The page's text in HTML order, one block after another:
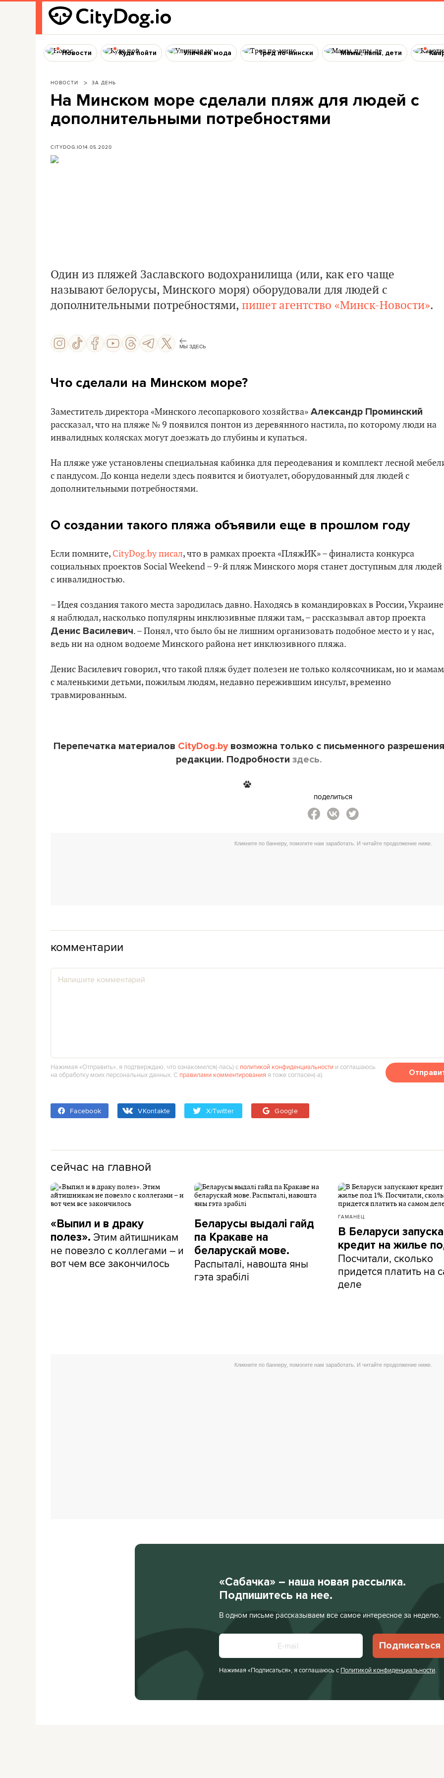
Новости Куда пойти Уличная мода Тред по-мински Мамы, папы, дети
НОВОСТИ ЗА ДЕНЬ
На Минском море сделали пляж для людей с
дополнительными потребностями
CITYDOG.IO14.05.2020
Один из пляжей Заславского водохранилища (или, как его чаще
называют белорусы, Минского моря) оборудовали для людей с
дополнительными потребностями, пишет агентство «Минск-Новости».
МЫ ЗДЕСЬ
Что сделали на Минском море?
Заместитель директора «Минского лесопаркового хозяйства» Александр Проминский
рассказал, что на пляже № 9 появился понтон из деревянного настила, по которому люди на
инвалидных колясках могут доезжать до глубины и купаться.
На пляже уже установлены специальная кабинка для переодевания и комплект лесной
с пандусом. До конца недели здесь появится и биотуалет, оборудованный для людей с
дополнительными потребностями.
О создании такого пляжа объявили еще в прошлом году
Если помните, CityDog.by писал, что в рамках проекта «ПляжИК» – финалиста конкурса
социальных проектов Social Weekend – 9-й пляж Минского моря станет доступным для людей
с инвалидностью.
– Идея создания такого места зародилась давно. Находясь в командировках в России,
я наблюдал, насколько популярны инклюзивные пляжи там, – рассказывал автор проекта
Денис Василевич. – Понял, что было бы не лишним организовать подобное место и у нас,
ведь ни на одном водоеме Минского района нет инклюзивного пляжа.
Денис Василевич говорил, что такой пляж будет полезен не только колясочникам, но и мамам
с маленькими детьми, пожилым людям, недавно пережившим инсульт, временно
травмированным.
Перепечатка материалов CityDog.byвозможна только с письменного разрешения
редакции. Подробности здесь.
поделиться
комментарии
Нажимая «Отправить», я подтверждаю, что ознакомился(‑лась) с политикой конфиденциальности и соглашаюсь
на обработку моих персональных данных. С правилами комментирования я тоже согласен(‑а).
Facebook VKontakte X/Twitter Google
сейчас на главной
«Выпил и в драку
полез». Этим айтишникам
не повезло с коллегами – и
вот чем все закончилось
Беларусы выдалі гайд
па Кракаве на
беларускай мове.
Распыталі, навошта яны
гэта зрабілі
ГАМАНЕЦ
В Беларуси
кредит на жилье
Посчитали, сколько
придется платить на
деле
«Сабачка» – наша новая рассылка.
Подпишитесь на нее.
В одном письме рассказываем все самое интересное за неделю.
Подписаться
Нажимая «Подписаться», я соглашаюсь с Политикой конфиденциальности.